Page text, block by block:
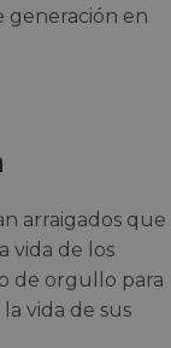
generación en
arraigados que
vida de los
de orgullo para
vida de sus